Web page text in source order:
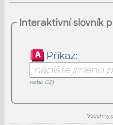
Interaktivní slovník
Příkaz:
nebo CZ)
Všechny